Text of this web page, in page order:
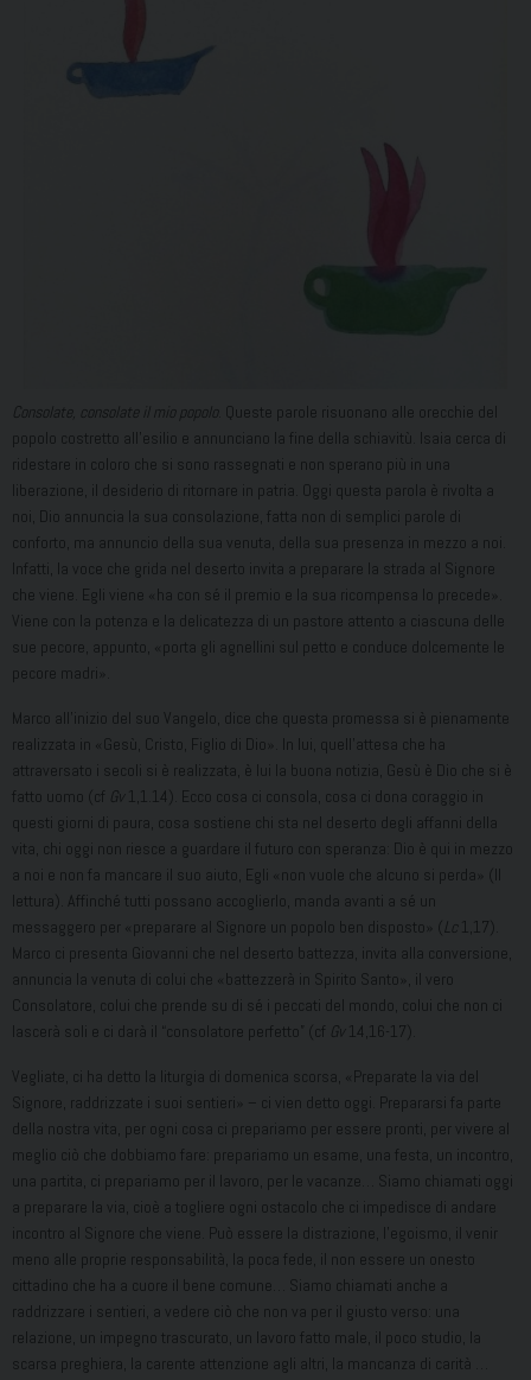
Consolate, consolate il mio popolo . Queste parole risuonano alle orecchie del
popolo costretto all’esilio e annunciano la fine della schiavitù. Isaia cerca di
ridestare in coloro che si sono rassegnati e non sperano più in una
liberazione, il desiderio di ritornare in patria. Oggi questa parola è rivolta a
noi, Dio annuncia la sua consolazione, fatta non di semplici parole di
conforto, ma annuncio della sua venuta, della sua presenza in mezzo a noi.
Infatti, la voce che grida nel deserto invita a preparare la strada al Signore
che viene. Egli viene «ha con sé il premio e la sua ricompensa lo precede».
Viene con la potenza e la delicatezza di un pastore attento a ciascuna delle
sue pecore, appunto, «porta gli agnellini sul petto e conduce dolcemente le
pecore madri».
Marco all’inizio del suo Vangelo, dice che questa promessa si è pienamente
realizzata in «Gesù, Cristo, Figlio di Dio». In lui, quell’attesa che ha
attraversato i secoli si è realizzata, è lui la buona notizia, Gesù è Dio che si è
fatto uomo (cf Gv
1,1.14). Ecco cosa ci consola, cosa ci dona coraggio in
questi giorni di paura, cosa sostiene chi sta nel deserto degli affanni della
vita, chi oggi non riesce a guardare il futuro con speranza: Dio è qui in mezzo
a noi e non fa mancare il suo aiuto, Egli «non vuole che alcuno si perda» (II
lettura). Affinché tutti possano accoglierlo, manda avanti a sé un
messaggero per «preparare al Signore un popolo ben disposto» ( Lc 1,17).
Marco ci presenta Giovanni che nel deserto battezza, invita alla conversione,
annuncia la venuta di colui che «battezzerà in Spirito Santo», il vero
Consolatore, colui che prende su di sé i peccati del mondo, colui che non ci
lascerà soli e ci darà il “consolatore perfetto” (cf Gv 14,16-17).
Vegliate, ci ha detto la liturgia di domenica scorsa, «Preparate la via del
Signore, raddrizzate i suoi sentieri» – ci vien detto oggi. Prepararsi fa parte
della nostra vita, per ogni cosa ci prepariamo per essere pronti, per vivere al
meglio ciò che dobbiamo fare: prepariamo un esame, una festa, un incontro,
una partita, ci prepariamo per il lavoro, per le vacanze… Siamo chiamati oggi
a preparare la via, cioè a togliere ogni ostacolo che ci impedisce di andare
incontro al Signore che viene. Può essere la distrazione, l’egoismo, il venir
meno alle proprie responsabilità, la poca fede, il non essere un onesto
cittadino che ha a cuore il bene comune… Siamo chiamati anche a
raddrizzare i sentieri, a vedere ciò che non va per il giusto verso: una
relazione, un impegno trascurato, un lavoro fatto male, il poco studio, la
scarsa preghiera, la carente attenzione agli altri, la mancanza di carità …